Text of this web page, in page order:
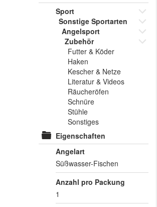
Sport
Sonstige Sportarten
Angelsport
Zubehör
Futter & Köder
Haken
Kescher & Netze
Literatur & Videos
Räucheröfen
Schnüre
Stühle
Sonstiges
Eigenschaften
Angelart
Süßwasser-Fischen
Anzahl pro Packung
1